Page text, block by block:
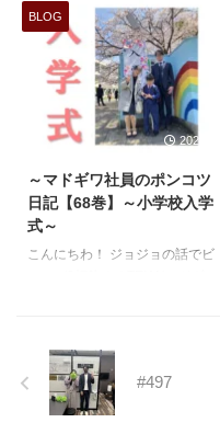
す。 最近、わたくし
が実際に出会ったヤバいお客さん
を紹介しておりますが、
「管理会社のみなさ
ーん！安心してください！そんな
お客さんばっかりでは無いですよ
ー！」 「ほとんどのお客様はち
ゃんとした方々ですよー！」
「たまーにいらっしゃるだけです
よ！」 はい、という
訳で今回もわたくしが過去に【実
際】に出会ったヤバいお客さんを
BLOG
2025/4/8
～マドギワ社員のポンコツ
日記【68巻】～小学校入学
式～
こんにちわ！ ジョジョの話でビ
座いました。 午前中はお休みを
頂いて昼から出社で調整させて頂
きまして 参加して参りました。
#497